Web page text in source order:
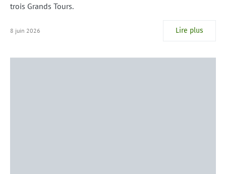
trois Grands Tours.
8 juin 2026 Lire plus